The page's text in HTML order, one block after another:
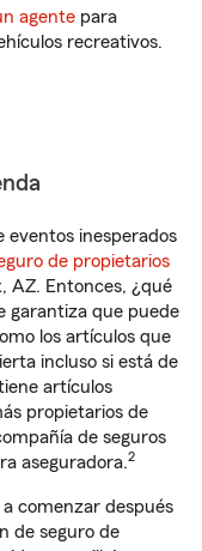
agente para
recreativos.
eventos inesperados
de propietarios
AZ. Entonces, ¿qué
garantiza que puede
los artículos que
incluso si está de
artículos
propietarios de
de seguros
aseguradora.2
comenzar después
de seguro de